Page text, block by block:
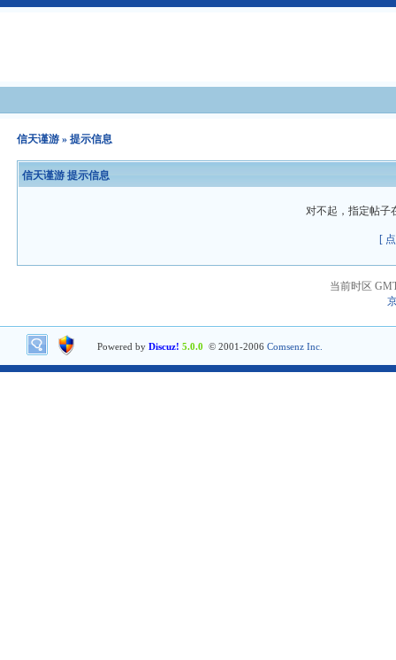
信天谨游 » 提示信息
信天谨游 提示信息
对不起，指定帖子
[
当前时区
Powered by Discuz! 5.0.0 © 2001-2006 Comsenz Inc.